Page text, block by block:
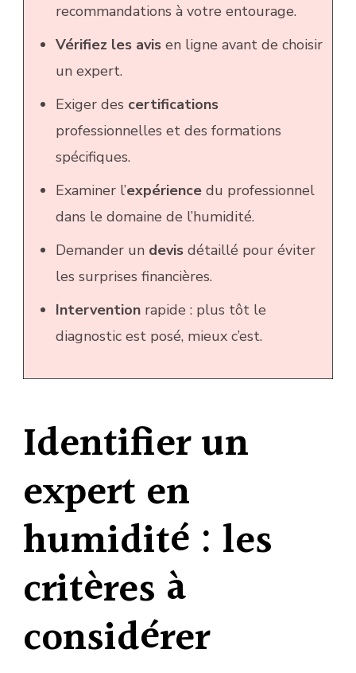
recommandations à votre entourage.
Vérifiez les avisen ligne avant de choisir
un expert.
Exiger des certifications
professionnelles et des formations
spécifiques.
Examiner l’expériencedu professionnel
dans le domaine de l’humidité.
Demander un devisdétaillé pour éviter
les surprises financières.
Interventionrapide : plus tôt le
diagnostic est posé, mieux c’est.
Identifier un
expert en
humidité : les
critères à
considérer